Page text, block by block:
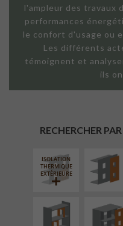
l'ampleur des travaux
performances
le confort d'usage ou
Les différents
témoignent et
ils
RECHERCHER
ISOLATION
THERMIQUE
EXTÉRIEURE
RÉAMÉNAGEMENT
INTÉRIEUR
FERMETURE
LOGGIAS
EXTÉRIEUR